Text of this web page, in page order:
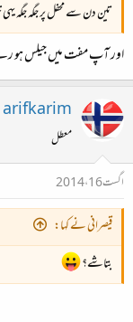
تین دن سے محفل پر جگہ جگہ
اور آپ مفت میں جیلس ہو
arifkarim
معطل
اگست 16، 2014
قیصرانی نے کہا:
بتاشے؟